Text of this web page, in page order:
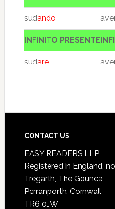
sudando
INFINITO PRESENTE
sudare
CONTACT US
EASY READERS LLP
Registered in England,
Tregarth, The Gounce,
Perranporth, Cornwall
TR6 0JW